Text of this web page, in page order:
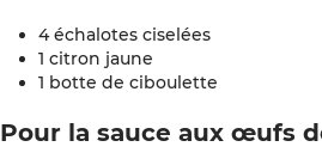
4 échalotes ciselées
1 citron jaune
1 botte de ciboulette
Pour la sauce aux œufs